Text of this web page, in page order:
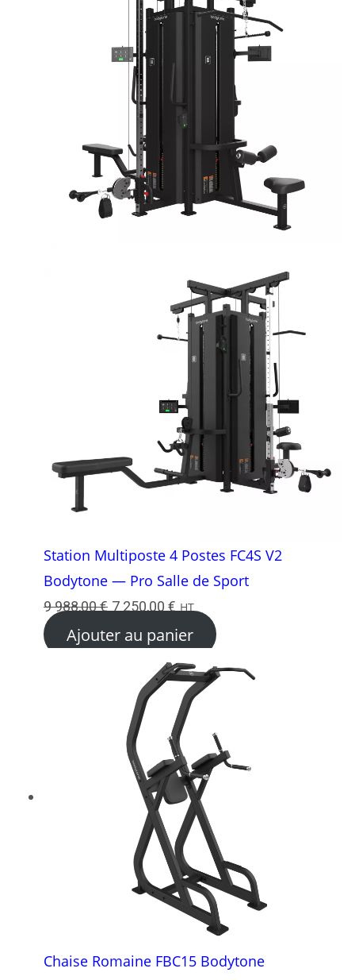
Station Multiposte 4 Postes FC4S V2
Bodytone — Pro Salle de Sport
9 988,00€ Le
prix
était :
988,00 €.
7 250,00 € Le
prix
est :
7
250,00 €.
HT
Ajouter au panier
Chaise Romaine FBC15 Bodytone